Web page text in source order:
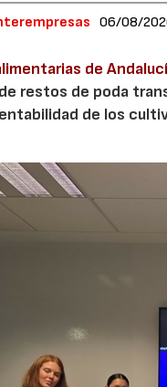
06/08/
de
restos de poda
de los